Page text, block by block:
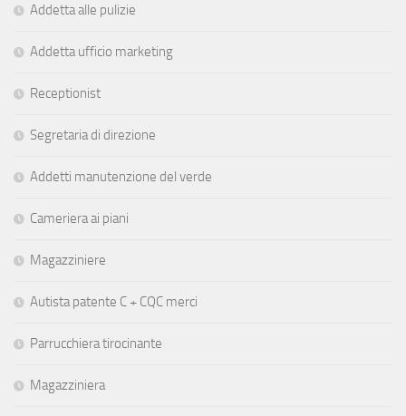
Addetta alle pulizie
Addetta ufficio marketing
Receptionist
Segretaria di direzione
Addetti manutenzione del verde
Cameriera ai piani
Magazziniere
Autista patente C + CQC merci
Parrucchiera tirocinante
Magazziniera